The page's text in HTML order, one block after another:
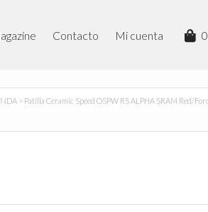
Contacto Mi cuenta
> Patilla Ceramic Speed OSPW RS ALPHA SRAM Red/